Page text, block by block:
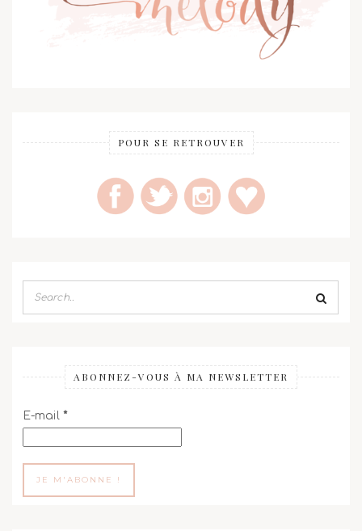
POUR SE RETROUVER
ABONNEZ-VOUS À MA NEWSLETTER
E-mail *